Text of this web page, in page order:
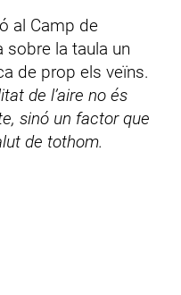
al Camp de
sobre la taula un
de prop els veïns.
de l’aire no és
sinó un factor que
de tothom.